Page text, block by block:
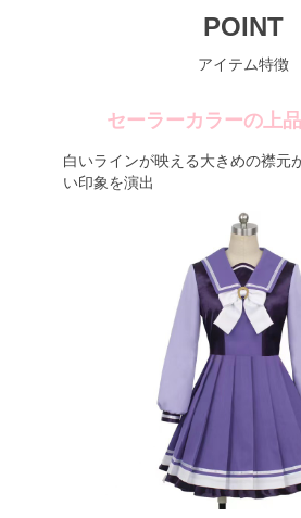
POINT
アイテム特徴
セーラーカラーの上
白いラインが映える大きめの襟元
い印象を演出